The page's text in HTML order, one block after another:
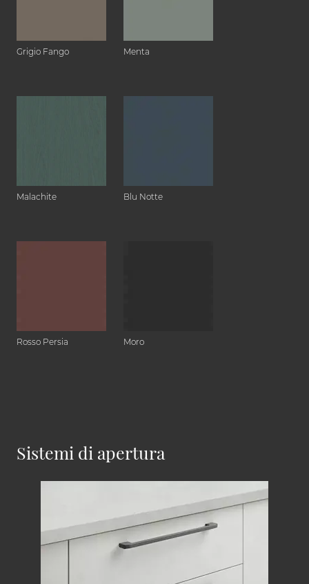
Grigio Fango Menta
Malachite Blu Notte
Rosso Persia Moro
Sistemi di apertura